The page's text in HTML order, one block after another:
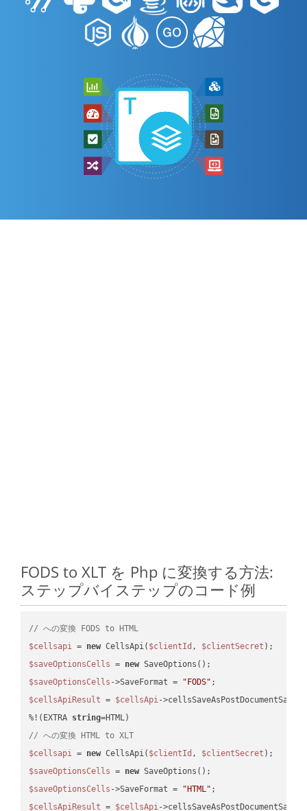
FODS to XLT を Php に変換する方法:
ステップバイステップのコード例
// への変換 FODS to HTML
$cellsapi = new CellsApi( $clientId , $clientSecret
$saveOptionsCells = new
$saveOptionsCells ->SaveFormat = "FODS"
$cellsApiResult = $cellsApi-
%!(EXTRA string
// への変換 HTML to XLT
$cellsapi = new CellsApi( $clientId , $clientSecret
$saveOptionsCells = new
$saveOptionsCells ->SaveFormat = "HTML"
$cellsApiResult = $cellsApi-